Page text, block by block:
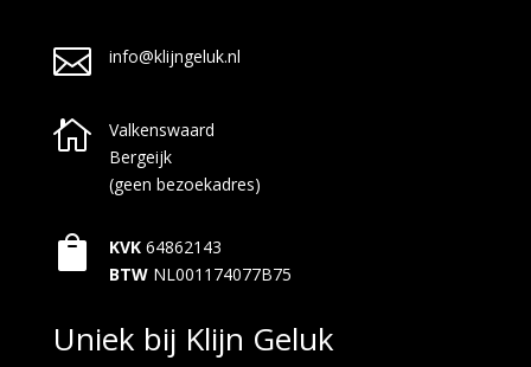
 info@klijngeluk.nl

Valkenswaard
Bergeijk
(geen bezoekadres)
 KVK 64862143
BTW NL001174077B75
Uniek bij Klijn Geluk